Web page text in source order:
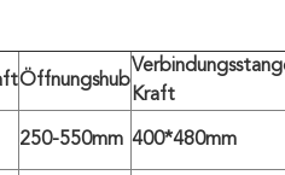
Öffnungshub
Kraft
250-550mm 400*480mm